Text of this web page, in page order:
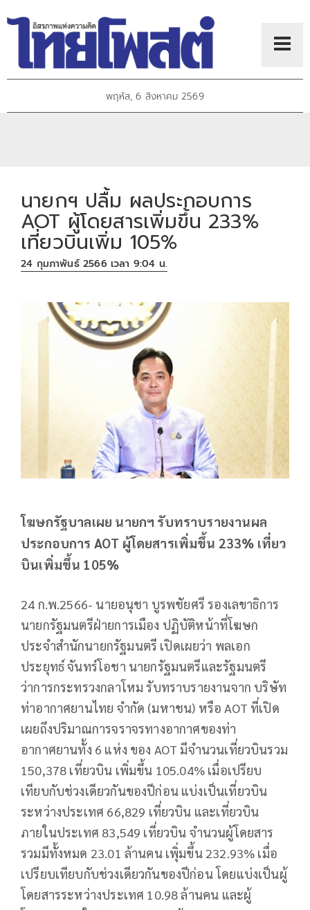
พฤหัส, 6 สิงหาคม 2569
นายกฯ ปลื้ม ผลประกอบการ
AOT ผู้โดยสารเพิ่มขึ้น 233%
เที่ยวบินเพิ่ม 105%
24 กุมภาพันธ์ 2566 เวลา 9:04 น.
โฆษกรัฐบาลเผย นายกฯ รับทราบรายงานผล
ประกอบการ AOT ผู้โดยสารเพิ่มขึ้น 233% เที่ยว
บินเพิ่มขึ้น 105%
24 ก.พ.2566- นายอนุชา บูรพชัยศรี รองเลขาธิการ
นายกรัฐมนตรีฝ่ายการเมือง ปฏิบัติหน้าที่โฆษก
ประจำสำนักนายกรัฐมนตรี เปิดเผยว่า พลเอก
ประยุทธ์ จันทร์โอชา นายกรัฐมนตรีและรัฐมนตรี
ว่าการกระทรวงกลาโหม รับทราบรายงานจาก บริษัท
ท่าอากาศยานไทย จำกัด (มหาชน) หรือ AOT ที่เปิด
เผยถึงปริมาณการจราจรทางอากาศของท่า
อากาศยานทั้ง 6 แห่ง ของ AOT มีจำนวนเที่ยวบินรวม
150,378 เที่ยวบิน เพิ่มขึ้น 105.04% เมื่อเปรียบ
เทียบกับช่วงเดียวกันของปีก่อน แบ่งเป็นเที่ยวบิน
ระหว่างประเทศ 66,829 เที่ยวบิน และเที่ยวบิน
ภายในประเทศ 83,549 เที่ยวบิน จำนวนผู้โดยสาร
รวมมีทั้งหมด 23.01 ล้านคน เพิุ่มขึ้น 232.93% เมื่อ
เปรียบเทียบกับช่วงเดียวกันของปีก่อน โดยแบ่งเป็นผู้
โดยสารระหว่างประเทศ 10.98 ล้านคน และผู้